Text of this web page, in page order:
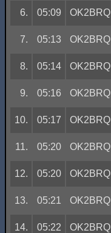
6. 05:09 OK2BRQ
7. 05:13 OK2BRQ
8. 05:14 OK2BRQ
9. 05:16 OK2BRQ
10. 05:17 OK2BRQ
11. 05:20 OK2BRQ
12. 05:20 OK2BRQ
13. 05:21 OK2BRQ
14. 05:22 OK2BRQ